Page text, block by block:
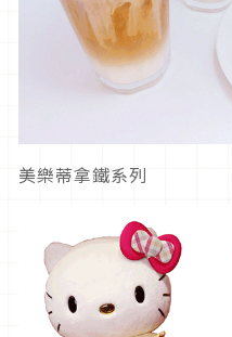
美樂蒂拿鐵系列